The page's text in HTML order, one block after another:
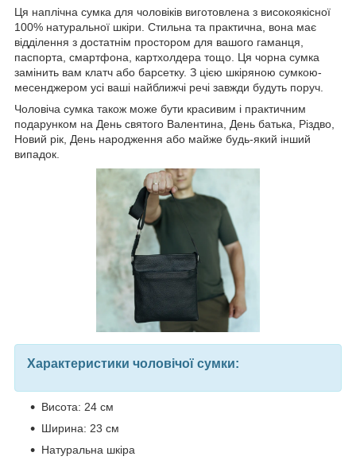
Ця наплічна сумка для чоловіків виготовлена з високоякісної
100% натуральної шкіри. Стильна та практична, вона має
відділення з достатнім простором для вашого гаманця,
паспорта, смартфона, картхолдера тощо. Ця чорна сумка
замінить вам клатч або барсетку. З цією шкіряною сумкою-
месенджером усі ваші найближчі речі завжди будуть поруч.
Чоловіча сумка також може бути красивим і практичним
подарунком на День святого Валентина, День батька, Різдво,
Новий рік, День народження або майже будь-який інший
випадок.
Характеристики чоловічої сумки:
Висота: 24 см
Ширина: 23 см
Натуральна шкіра